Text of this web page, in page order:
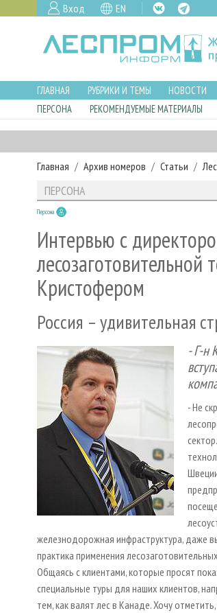
Вход EN
ГЛАВНАЯ РУБРИКИ И ТЕМЫ НОВОСТИ
ПЕРСОНА
РЕКОМЕНДУЕМЫЕ МАТЕРИАЛЫ
Главная Архив номеров Статьи
ПЕРСОНА
Персона
Интервью с
Кристофером
Россия – удивительная
- Г-­н
- Не
железнодорожная инфраструктура, даже
практика применения
Общаясь с клиентами, которые просят
специальные туры для наших клиентов,
тем, как валят лес в Канаде. Хочу